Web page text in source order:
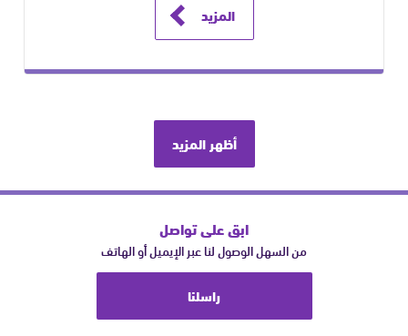
المزيد
أظهر المزيد
ابق على تواصل
من السهل الوصول لنا عبر الإيميل أو الهاتف
راسلنا